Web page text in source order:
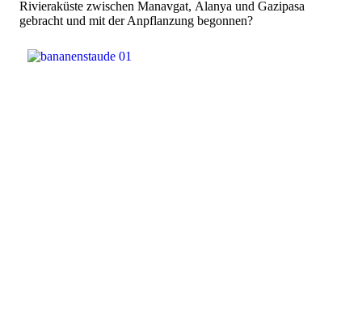
Rivieraküste zwischen Manavgat, Alanya und Gazipasa
gebracht und mit der Anpflanzung begonnen?